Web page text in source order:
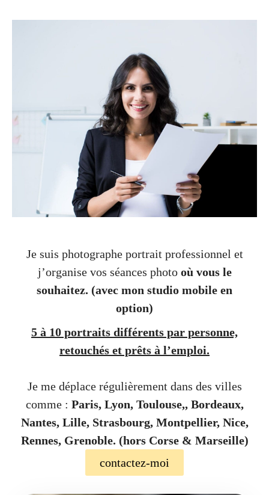
Je suis photographe portrait professionnel et
j’organise vos séances photo où vous le
souhaitez. (avec mon studio mobile en
option)
5 à 10 portraits différents par personne,
retouchés et prêts à l’emploi.
Je me déplace régulièrement dans des villes
comme : Paris, Lyon, Toulouse,, Bordeaux,
Nantes, Lille, Strasbourg, Montpellier, Nice,
Rennes, Grenoble. (hors Corse & Marseille)
contactez-moi